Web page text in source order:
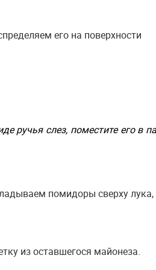
его на поверхности
ручья слез, поместите его в
помидоры сверху лука,
из оставшегося майонеза.